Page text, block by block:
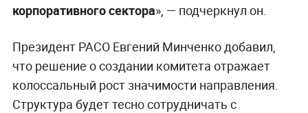
корпоративного сектора», — подчеркнул он.
Президент РАСО Евгений Минченко добавил,
что решение о создании комитета отражает
колоссальный рост значимости направления.
Структура будет тесно сотрудничать с